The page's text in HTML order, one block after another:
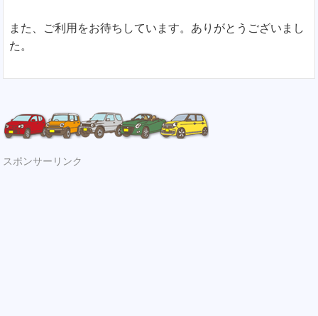
また、ご利用をお待ちしています。ありがとうございまし
た。
スポンサーリンク